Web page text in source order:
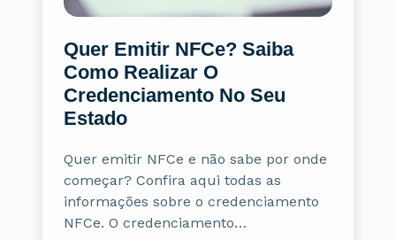
Quer Emitir NFCe? Saiba
Como Realizar O
Credenciamento No Seu
Estado
Quer emitir NFCe e não sabe por onde
começar? Confira aqui todas as
informações sobre o credenciamento
NFCe. O credenciamento…